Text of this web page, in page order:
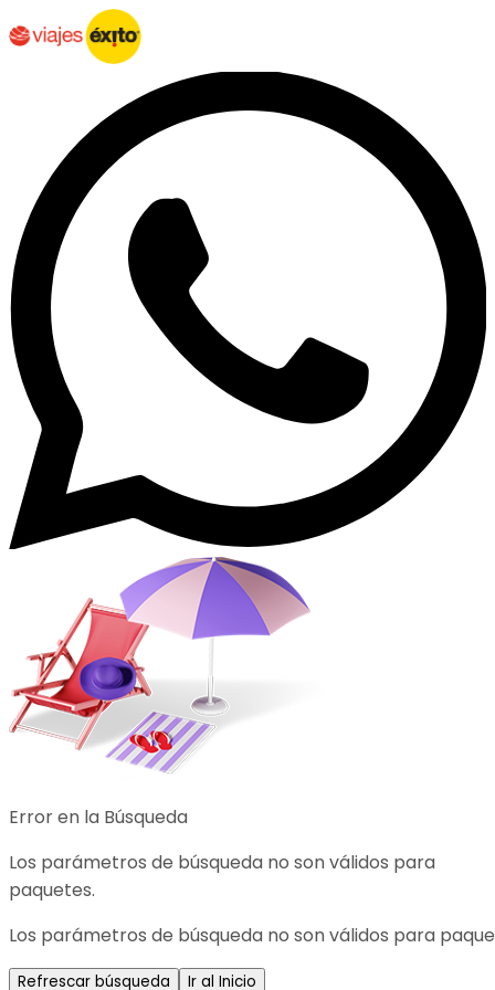
Error en la Búsqueda
Los parámetros de búsqueda no son válidos para
paquetes.
Los parámetros de búsqueda no son válidos para
Refrescar búsqueda Ir al Inicio